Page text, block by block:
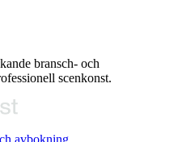
bransch- och
scenkonst.